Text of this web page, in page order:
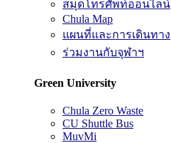
สมุดโทรศัพท์ออนไลน์
Chula Map
แผนที่และการเดินทาง
ร่วมงานกับจุฬาฯ
Green University
Chula Zero Waste
CU Shuttle Bus
MuvMi